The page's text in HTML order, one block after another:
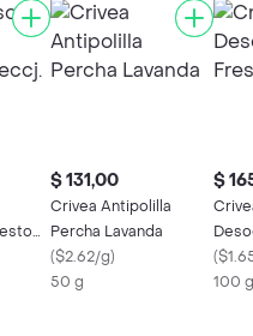
$ 131,00
Crivea Antipolilla
Percha Lavanda
($2.62/g)
50 g
$
(
100 g